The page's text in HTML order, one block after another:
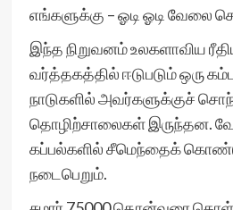
எங்களுக்கு – ஓடி ஓடி வேலை
இந்த நிறுவனம் உலகளாவிய
வர்த்தகத்தில் ஈடுபடும் ஒரு
நாடுகளில் அவர்களுக்குச்
தொழிற்சாலைகள் இருந்தன.
கப்பல்களில் சீமெந்தைக்
நடைபெறும்.